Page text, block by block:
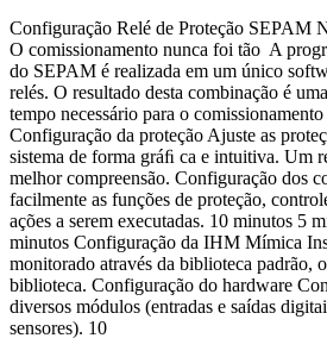
Configuração Relé de Proteção SEPAM
O comissionamento nunca foi tão A
do SEPAM é realizada em um único
relés. O resultado desta combinação é
tempo necessário para o comissionamento
Configuração da proteção Ajuste as
sistema de forma gráﬁ ca e intuitiva. Um
melhor compreensão. Configuração dos
facilmente as funções de proteção,
ações a serem executadas. 10 minutos 5
minutos Configuração da IHM Mímica
monitorado através da biblioteca padrão,
biblioteca. Configuração do hardware
diversos módulos (entradas e saídas
sensores). 10